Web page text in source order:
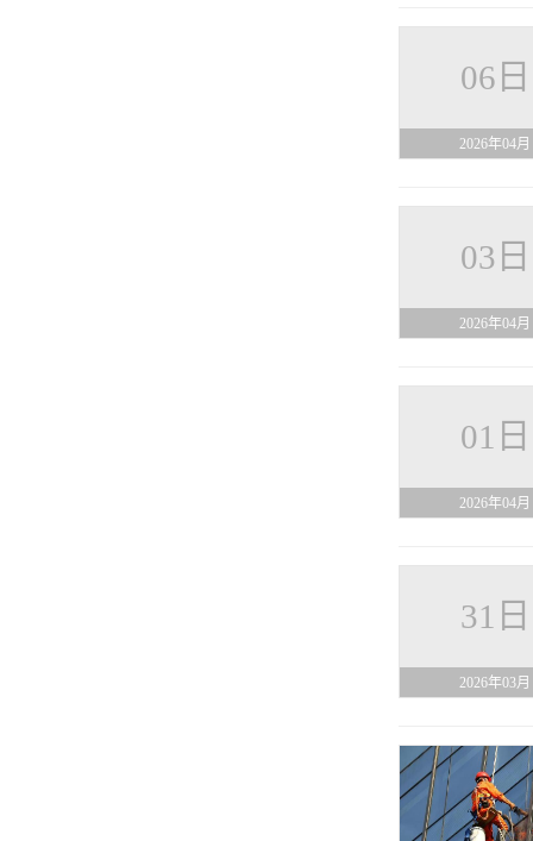
06日
2026年04月
03日
2026年04月
01日
2026年04月
31日
2026年03月